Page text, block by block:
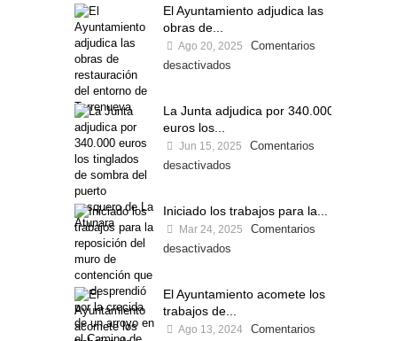
El Ayuntamiento adjudica las
obras de...
Ago 20, 2025
Comentarios
desactivados
La Junta adjudica por 340.000
euros los...
Jun 15, 2025
Comentarios
desactivados
Iniciado los trabajos para la...
Mar 24, 2025
Comentarios
desactivados
El Ayuntamiento acomete los
trabajos de...
Ago 13, 2024
Comentarios